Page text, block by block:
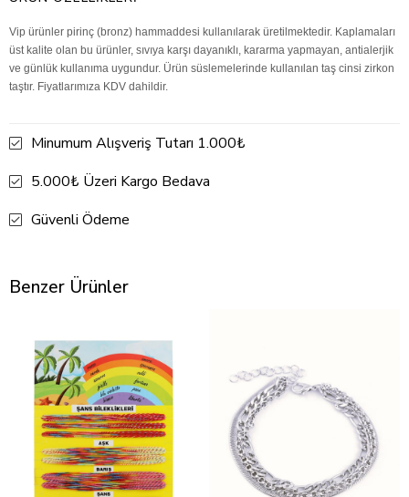
Vip ürünler pirinç (bronz) hammaddesi kullanılarak üretilmektedir. Kaplamaları
üst kalite olan bu ürünler, sıvıya karşı dayanıklı, kararma yapmayan, antialerjik
ve günlük kullanıma uygundur. Ürün süslemelerinde kullanılan taş cinsi zirkon
taştır. Fiyatlarımıza KDV dahildir.
Minumum Alışveriş Tutarı 1.000₺
5.000₺ Üzeri Kargo Bedava
Güvenli Ödeme
Benzer Ürünler